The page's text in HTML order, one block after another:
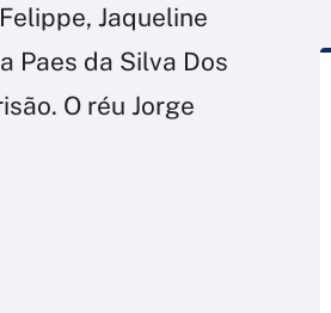
Jaqueline
Paes da Silva Dos
O réu Jorge